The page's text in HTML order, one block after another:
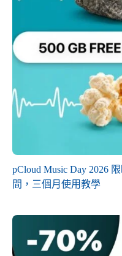
pCloud Music Day 2026
間，三個月使用教學